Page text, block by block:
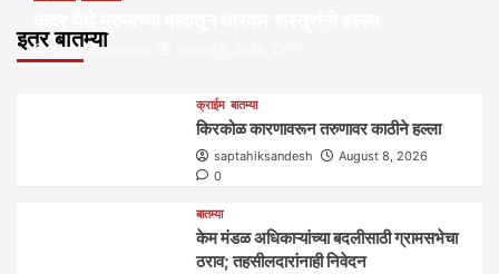
इतर बातम्या
saptahiksandesh
क्राईम बातम्या
किरकोळ कारणावरून तरुणावर काठीने हल्ला
saptahiksandesh
August 8, 2026
0
बातम्या
केम मंडळ अधिकाऱ्यांच्या बदलीसाठी ग्रामसभेचा
ठराव; तहसीलदारांनाही निवेदन